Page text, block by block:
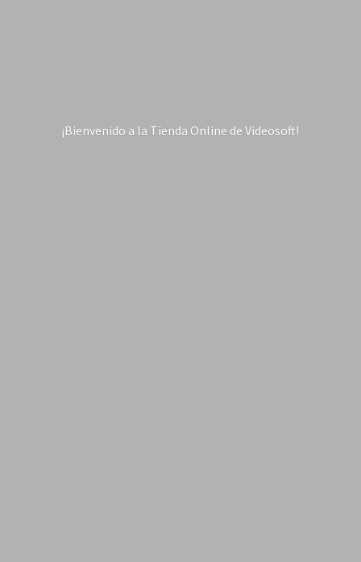
¡Bienvenido a la Tienda Online de Videosoft!